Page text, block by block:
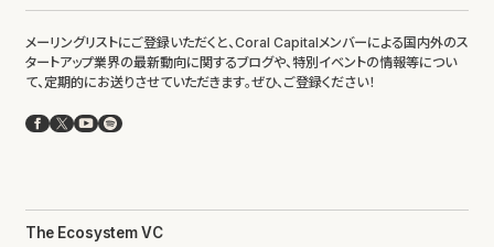
メーリングリストにご登録いただくと、Coral Capitalメンバーによる国内外のス
タートアップ業界の最新動向に関するブログや、特別イベントの情報等につい
て、定期的にお送りさせていただきます。ぜひ、ご登録ください！
Facebook
X YouTube
Spotify
The Ecosystem VC